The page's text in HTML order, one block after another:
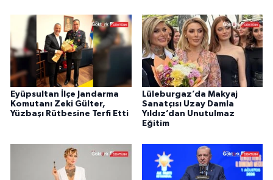
Eyüpsultan İlçe Jandarma
Komutanı Zeki Gülter,
Yüzbaşı Rütbesine Terfi Etti
Lüleburgaz’da Makyaj
Sanatçısı Uzay Damla
Yıldız’dan Unutulmaz
Eğitim